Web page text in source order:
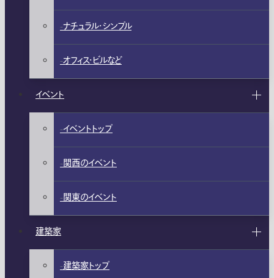
ナチュラル・シンプル
オフィス・ビルなど
イベント
イベントトップ
関西のイベント
関東のイベント
建築家
建築家トップ